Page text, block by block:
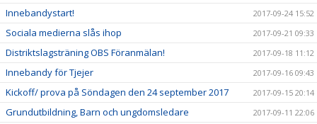
Innebandystart! 2017-09-24 15:52
Sociala medierna slås ihop 2017-09-21 09:33
Distriktslagsträning OBS Föranmälan! 2017-09-18 11:12
Innebandy för Tjejer 2017-09-16 09:43
Kickoff/ prova på Söndagen den 24 september 2017 2017-09-15 20:14
Grundutbildning, Barn och ungdomsledare 2017-09-11 22:06